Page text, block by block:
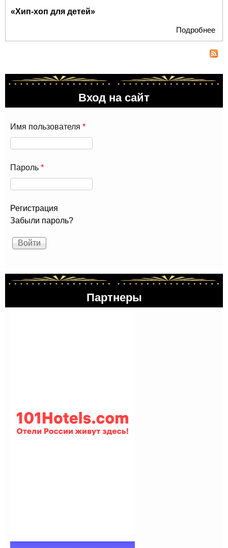
«Хип-хоп для детей»
Подробнее
Вход на сайт
Имя пользователя *
Пароль *
Регистрация
Забыли пароль?
Партнеры